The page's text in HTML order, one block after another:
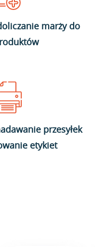
marży do
przesyłek
etykiet